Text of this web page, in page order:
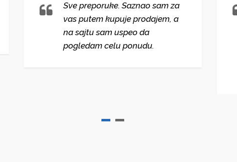
Sve preporuke. Saznao sam za
vas putem kupuje prodajem, a
na sajtu sam uspeo da
pogledam celu ponudu.